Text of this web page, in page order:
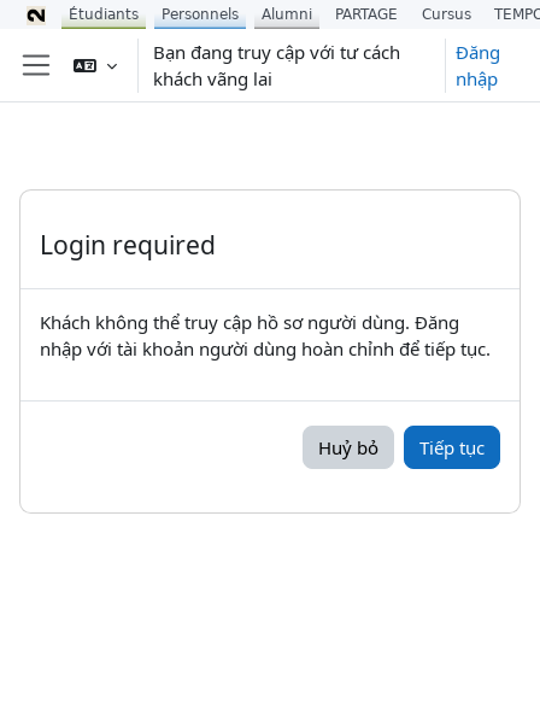
Chuyển tới nội dung chính
Bảng điều khiển cạnh
Bạn đang truy cập với tư cách
khách vãng lai
Đăng
nhập
Login required
Khách không thể truy cập hồ sơ người dùng. Đăng
nhập với tài khoản người dùng hoàn chỉnh để tiếp tục.
Huỷ bỏ Tiếp tục
Étudiants Personnels Alumni PARTAGE Cursus